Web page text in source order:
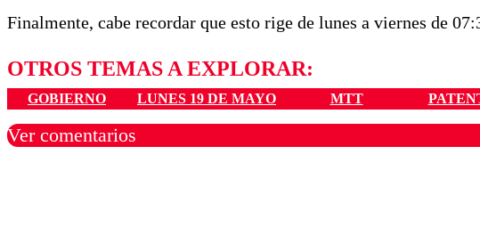
Finalmente, cabe recordar que esto rige de lunes a viernes de
OTROS TEMAS A EXPLORAR:
GOBIERNO LUNES 19 DE MAYO MTT
Ver comentarios